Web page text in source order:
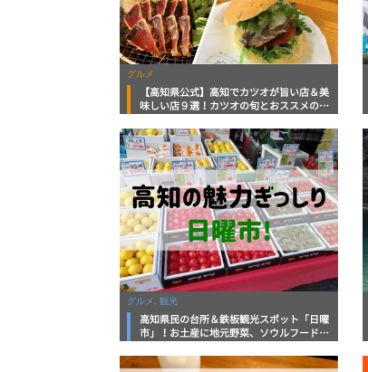
グルメ
【高知県公式】高知でカツオが旨い店＆美
味しい店９選！カツオの旬とおススメのお
グルメ, 観光
高知県民の台所＆鉄板観光スポット「日曜
市」！お土産に地元野菜、ソウルフードま
底解説！